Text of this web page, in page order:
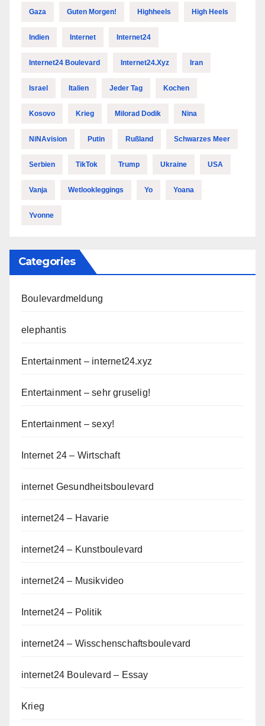
Gaza Guten Morgen! Highheels High Heels
Indien Internet Internet24
Internet24 Boulevard Internet24.xyz Iran
Israel Italien Jeder Tag Kochen
Kosovo Krieg Milorad Dodik Nina
NiNAvision Putin Rußland Schwarzes Meer
Serbien TikTok Trump Ukraine USA
Vanja Wetlookleggings Yo Yoana
Yvonne
Categories
Boulevardmeldung
elephantis
Entertainment – internet24.xyz
Entertainment – sehr gruselig!
Entertainment – sexy!
Internet 24 – Wirtschaft
internet Gesundheitsboulevard
internet24 – Havarie
internet24 – Kunstboulevard
internet24 – Musikvideo
Internet24 – Politik
internet24 – Wisschenschaftsboulevard
internet24 Boulevard – Essay
Krieg